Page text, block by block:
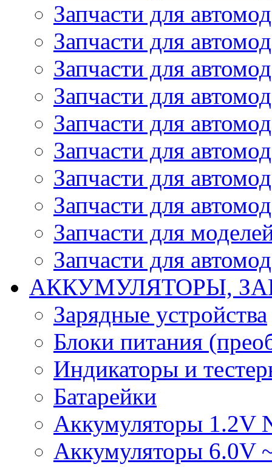
Запчасти для
Запчасти для
Запчасти для
Запчасти для
Запчасти для
Запчасти для
Запчасти для
Запчасти для
Запчасти для
Запчасти для
АККУМУЛЯТОРЫ,
Зарядные устройства
Блоки питания
Индикаторы и
Батарейки
Аккумуляторы 1.2V
Аккумуляторы 6.0V